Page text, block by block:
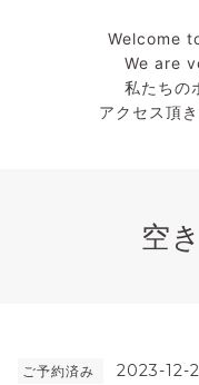
Welcome
We are
私たちの
アクセス頂
空
ご予約済み 2023-12-